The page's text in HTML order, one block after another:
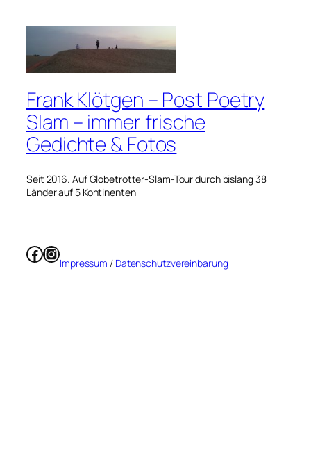
Frank Klötgen – Post Poetry
Slam – immer frische
Gedichte & Fotos
Seit 2016. Auf Globetrotter-Slam-Tour durch bislang 38
Länder auf 5 Kontinenten
Facebook
Instagram
Impressum / Datenschutzvereinbarung